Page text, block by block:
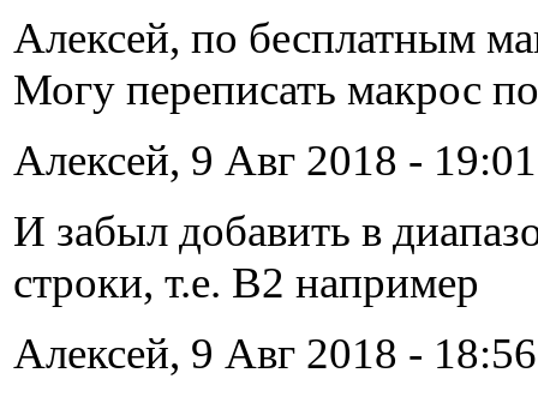
Алексей, по бесплатным
Могу переписать макрос
Алексей, 9 Авг 2018 -
И забыл добавить в
строки, т.е. B2 например
Алексей, 9 Авг 2018 -